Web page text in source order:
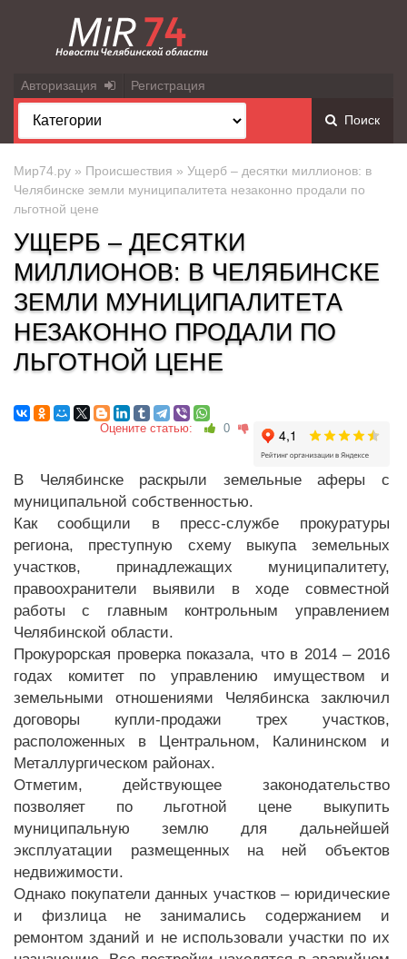
Авторизация Регистрация
Поиск
Мир74.ру » Происшествия » Ущерб – десятки миллионов: в
Челябинске земли муниципалитета незаконно продали по
льготной цене
УЩЕРБ – ДЕСЯТКИ
МИЛЛИОНОВ: В ЧЕЛЯБИНСКЕ
ЗЕМЛИ МУНИЦИПАЛИТЕТА
НЕЗАКОННО ПРОДАЛИ ПО
ЛЬГОТНОЙ ЦЕНЕ
Оцените статью: 0
В Челябинске раскрыли земельные аферы с
муниципальной собственностью.
Как сообщили в пресс-службе прокуратуры
региона, преступную схему выкупа земельных
участков, принадлежащих муниципалитету,
правоохранители выявили в ходе совместной
работы с главным контрольным управлением
Челябинской области.
Прокурорская проверка показала, что в 2014 – 2016
годах комитет по управлению имуществом и
земельными отношениями Челябинска заключил
договоры купли-продажи трех участков,
расположенных в Центральном, Калининском и
Металлургическом районах.
Отметим, действующее законодательство
позволяет по льготной цене выкупить
муниципальную землю для дальнейшей
эксплуатации размещенных на ней объектов
недвижимости.
Однако покупатели данных участков – юридические
и физлица не занимались содержанием и
ремонтом зданий и не использовали участки по их